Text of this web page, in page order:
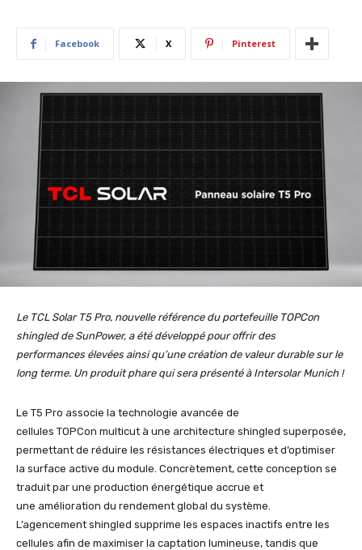
Facebook X Pinterest
Le TCL Solar T5 Pro, nouvelle référence du portefeuille TOPCon
shingled de SunPower, a été développé pour offrir des
performances élevées ainsi qu’une création de valeur durable sur le
long terme. Un produit phare qui sera présenté à Intersolar Munich !
Le T5 Pro associe la technologie avancée de
cellules TOPCon multicut à une architecture shingled superposée,
permettant de réduire les résistances électriques et d’optimiser
la surface active du module. Concrètement, cette conception se
traduit par une production énergétique accrue et
une amélioration du rendement global du système.
L’agencement shingled supprime les espaces inactifs entre les
cellules afin de maximiser la captation lumineuse, tandis que